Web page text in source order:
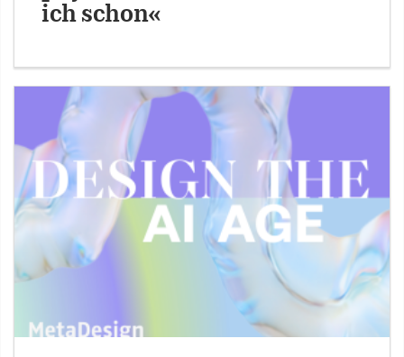
ich schon«